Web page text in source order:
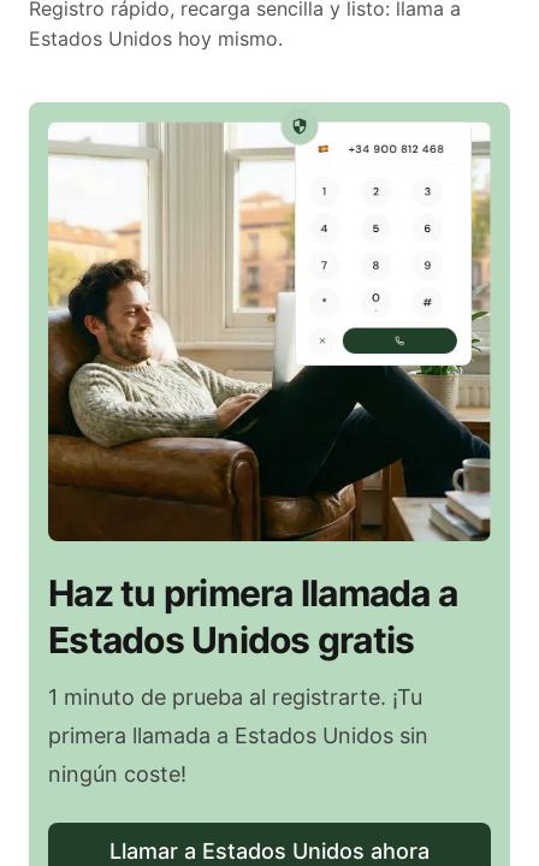
Registro rápido, recarga sencilla y listo: llama a
Estados Unidos hoy mismo.
Haz tu primera llamada a
Estados Unidos gratis
1 minuto de prueba al registrarte. ¡Tu
primera llamada a Estados Unidos sin
ningún coste!
Llamar a Estados Unidos ahora